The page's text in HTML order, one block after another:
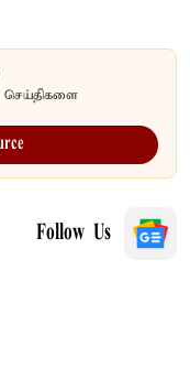
செய்திகளை
Follow Us